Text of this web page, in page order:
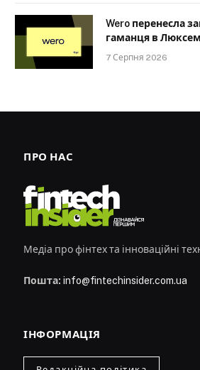
Wero перенесла
гаманця в
7 Серпня 2026
ПРО НАС
Медіа про фінтех та інноваційні
Пошта: info@fintechinsider.com.ua
ІНФОРМАЦІЯ